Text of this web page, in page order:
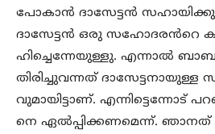
പോകാൻ ദാസേട്ടൻ
ദാസേട്ടൻ ഒരു സഹോദരൻറെ
ഹിച്ചെന്നേയുള്ളു. എന്നാൽ
തിരിച്ചുവന്നത് ദാസേട്ടനായുള്ള
വുമായിട്ടാണ്. എന്നിട്ടെന്നോട്
നെ ഏൽപ്പിക്കണമെന്ന്.